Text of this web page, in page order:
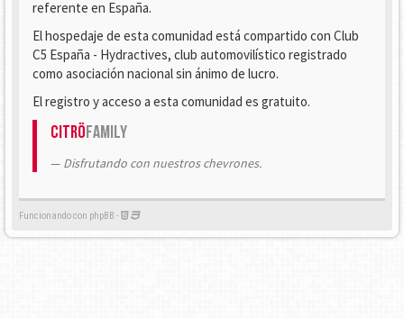
referente en España.
El hospedaje de esta comunidad está compartido con Club
C5 España - Hydractives, club automovilístico registrado
como asociación nacional sin ánimo de lucro.
El registro y acceso a esta comunidad es gratuito.
CitröFamily
Disfrutando con nuestros chevrones.
Funcionando con phpBB -